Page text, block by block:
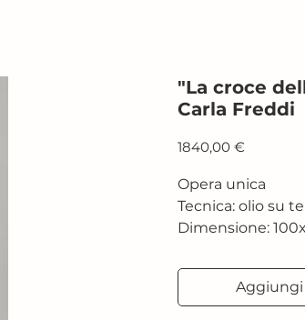
"La croce
Carla Freddi
1840,00 €Prezzo
Opera unica
Tecnica: olio su
Dimensione:
Aggiungi